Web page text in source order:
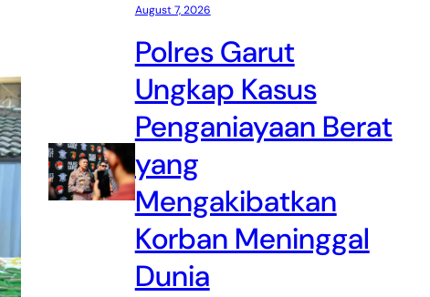
August 7, 2026
Polres Garut
Ungkap Kasus
Penganiayaan Berat
yang
Mengakibatkan
Korban Meninggal
Dunia